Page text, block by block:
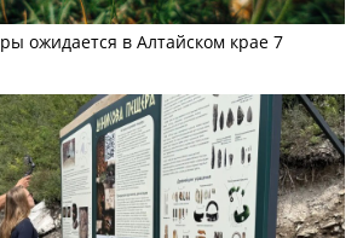
ожидается в Алтайском крае 7